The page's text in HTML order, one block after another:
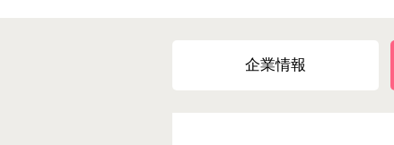
企業情報